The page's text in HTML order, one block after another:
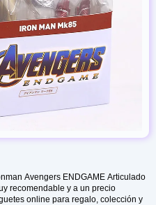
Avengers ENDGAME Articulado
recomendable y a un precio
online para regalo, colección y